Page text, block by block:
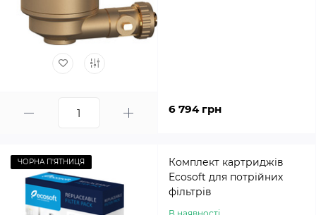
6 794 грн
ЧОРНА П'ЯТНИЦЯ
Комплект картриджів
Ecosoft для потрійних
фільтрів